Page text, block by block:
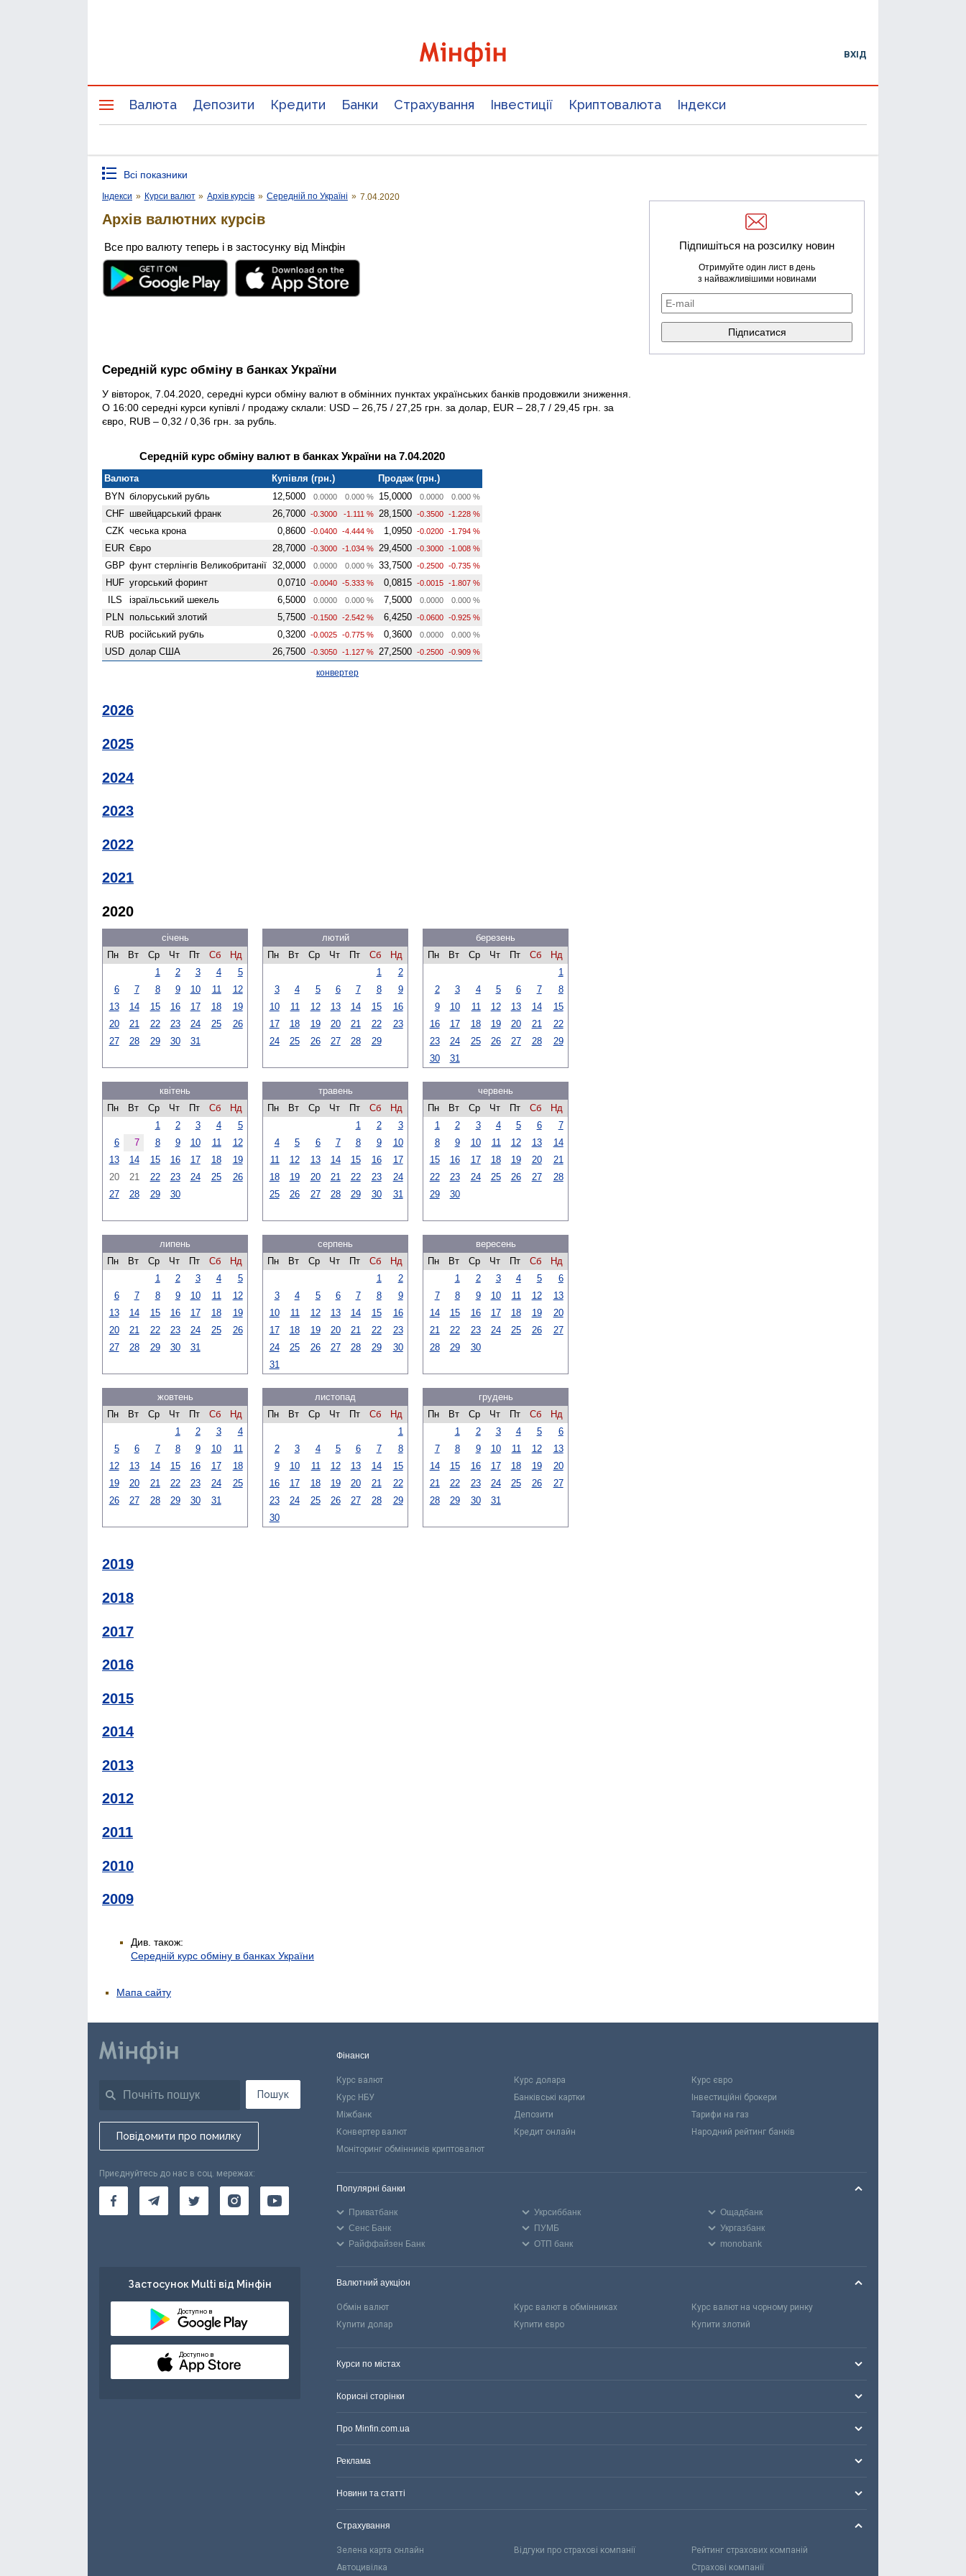
ВХІД
Валюта Депозити Кредити Банки Страхування Інвестиції Криптовалюта Індекси
Всі показники
Індекси » Курси валют » Архів курсів » Середній по Україні » 7.04.2020
Архів валютних курсів
Все про валюту теперь і в застосунку від Мінфін
Середній курс обміну в банках України
У вівторок, 7.04.2020, середні курси обміну валют в обмінних пунктах українських банків продовжили зниження.
О 16:00 середні курси купівлі / продажу склали: USD – 26,75 / 27,25 грн. за долар, EUR – 28,7 / 29,45 грн. за
євро, RUB – 0,32 / 0,36 грн. за рубль.
Середній курс обміну валют в банках України на 7.04.2020
Валюта Купівля (грн.)
Продаж (грн.)
BYN білоруський рубль 12,5000 0.0000 0.000 % 15,0000 0.0000 0.000 %
CHF швейцарський франк 26,7000 -0.3000 -1.111 % 28,1500 -0.3500 -1.228 %
CZK чеська крона 0,8600 -0.0400 -4.444 % 1,0950 -0.0200 -1.794 %
EUR Євро 28,7000 -0.3000 -1.034 % 29,4500 -0.3000 -1.008 %
GBP фунт стерлінгів Велико­британії 32,0000 0.0000 0.000 % 33,7500 -0.2500 -0.735 %
HUF угорський форинт 0,0710 -0.0040 -5.333 % 0,0815 -0.0015 -1.807 %
ILS ізраїльський шекель 6,5000 0.0000 0.000 % 7,5000 0.0000 0.000 %
PLN польський злотий 5,7500 -0.1500 -2.542 % 6,4250 -0.0600 -0.925 %
RUB російський рубль 0,3200 -0.0025 -0.775 % 0,3600 0.0000 0.000 %
USD долар США 26,7500 -0.3050 -1.127 % 27,2500 -0.2500 -0.909 %
конвертер
2026
2025
2024
2023
2022
2021
2020
січень
Пн
Вт Ср Чт Пт Сб
Нд
1
2 3 4
5
6
7 8 9 10 11
12
13
14 15 16 17 18
19
20
21 22 23 24 25
26
27
28 29 30 31
лютий
Пн
Вт Ср Чт Пт Сб
Нд
1
2
3
4 5 6 7 8
9
10
11 12 13 14 15
16
17
18 19 20 21 22
23
24
25 26 27 28 29
березень
Пн
Вт Ср Чт Пт Сб
Нд
1
2
3 4 5 6 7
8
9
10 11 12 13 14
15
16
17 18 19 20 21
22
23
24 25 26 27 28
29
30
31
квітень
Пн
Вт Ср Чт Пт Сб
Нд
1
2 3 4
5
6
7 8 9 10 11
12
13
14 15 16 17 18
19
20
21 22 23 24 25
26
27
28 29 30
травень
Пн
Вт Ср Чт Пт Сб
Нд
1
2
3
4
5 6 7 8 9
10
11
12 13 14 15 16
17
18
19 20 21 22 23
24
25
26 27 28 29 30 31
червень
Пн
Вт Ср Чт Пт Сб
Нд
1
2 3 4 5 6
7
8
9 10 11 12 13
14
15
16 17 18 19 20
21
22
23 24 25 26 27
28
29
30
липень
Пн
Вт Ср Чт Пт Сб
Нд
1
2 3 4
5
6
7 8 9 10 11
12
13
14 15 16 17 18
19
20
21 22 23 24 25
26
27
28 29 30 31
серпень
Пн
Вт Ср Чт Пт Сб
Нд
1
2
3
4 5 6 7 8
9
10
11 12 13 14 15
16
17
18 19 20 21 22
23
24
25 26 27 28 29
30
31
вересень
Пн
Вт Ср Чт Пт Сб
Нд
1
2 3 4 5
6
7
8 9 10 11 12
13
14
15 16 17 18 19
20
21
22 23 24 25 26
27
28
29 30
жовтень
Пн
Вт Ср Чт Пт Сб
Нд
1
2 3
4
5
6 7 8 9 10
11
12
13 14 15 16 17
18
19
20 21 22 23 24
25
26
27 28 29 30 31
листопад
Пн
Вт Ср Чт Пт Сб
Нд
1
2
3 4 5 6 7
8
9
10 11 12 13 14
15
16
17 18 19 20 21
22
23
24 25 26 27 28
29
30
грудень
Пн
Вт Ср Чт Пт Сб
Нд
1
2 3 4 5
6
7
8 9 10 11 12
13
14
15 16 17 18 19
20
21
22 23 24 25 26
27
28
29 30 31
2019
2018
2017
2016
2015
2014
2013
2012
2011
2010
2009
Див. також:
Середній курс обміну в банках України
Підпишіться на розсилку новин
Отримуйте один лист в день
з найважливішими новинами
Мапа сайту
Пошук
Повідомити про помилку
Приєднуйтесь до нас в соц. мережах:
Застосунок Multi від Мінфін
Доступно в
Доступно в
Фінанси
Курс валют Курс долара
Курс євро
Курс НБУ
Банківські картки
Інвестиційні брокери
Міжбанк
Депозити
Тарифи на газ
Конвертер валют
Кредит онлайн
Народний рейтинг банків
Моніторинг обмінників криптовалют
Популярні банки
Приватбанк Укрсиббанк
Ощадбанк
Сенс Банк
ПУМБ
Укргазбанк
Райффайзен Банк
ОТП банк monobank
Валютний аукціон
Обмін валют Курс валют в обмінниках
Курс валют на чорному ринку
Купити долар
Купити євро Купити злотий
Курси по містах
Корисні сторінки
Про Minfin.com.ua
Реклама
Новини та статті
Страхування
Зелена карта онлайн Відгуки про страхові компанії
Рейтинг страхових компаній
Автоцивілка
Страхові компанії